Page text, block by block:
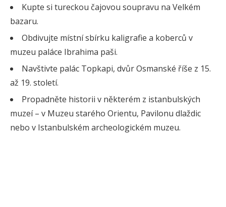
Kupte si tureckou čajovou soupravu na Velkém
bazaru.
Obdivujte místní sbírku kaligrafie a koberců v
muzeu paláce Ibrahima paši.
Navštivte palác Topkapi, dvůr Osmanské říše z 15.
až 19. století.
Propadněte historii v některém z istanbulských
muzeí – v Muzeu starého Orientu, Pavilonu dlaždic
nebo v Istanbulském archeologickém muzeu.